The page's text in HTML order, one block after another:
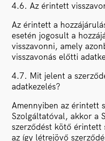
4.6. Az érintett
Az érintett a
esetén jogosult a
visszavonni, amely
visszavonás előtti
4.7. Mit jelent a
adatkezelés?
Amennyiben az érintett
Szolgáltatóval, akkor a
szerződést kötő érintett
az így létrejövő